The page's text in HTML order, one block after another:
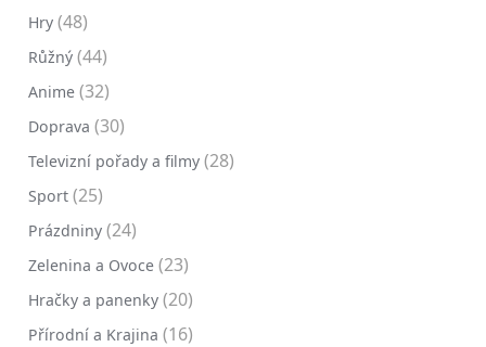
Hry (48)
Růžný (44)
Anime (32)
Doprava (30)
Televizní pořady a filmy (28)
Sport (25)
Prázdniny (24)
Zelenina a Ovoce (23)
Hračky a panenky (20)
Přírodní a Krajina (16)